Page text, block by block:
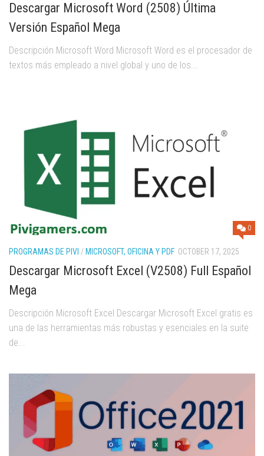
Descargar Microsoft Word (2508) Última
Versión Español Mega
Descripción Microsoft Word Microsoft Word es el procesador de
textos más empleado a nivel global y uno de los...
0
PROGRAMAS DE PIVI / MICROSOFT, OFICINA Y PDF OCTOBER 17, 2025
Descargar Microsoft Excel (V2508) Full Español
Mega
Descripción Microsoft Excel Descargar Microsoft Excel gratis es
una de las herramientas más robustas y esenciales en la suite
de...